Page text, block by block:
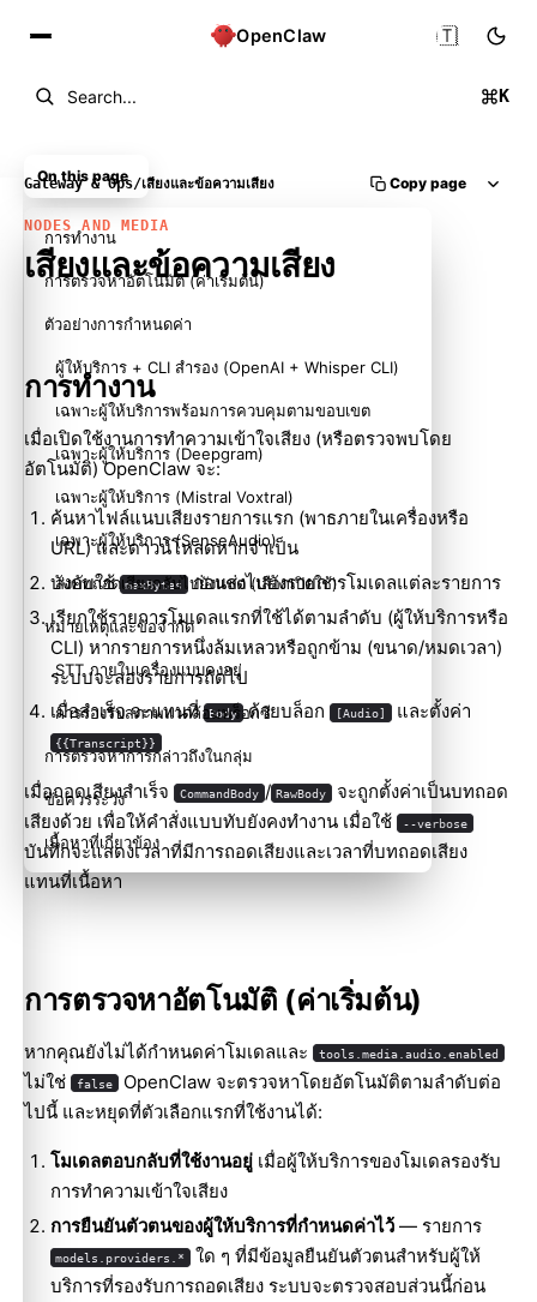
OpenClaw
Search... K
🇹🇭
Gateway & Ops/เสียงและข้อความเสียง Copy page
NODES AND MEDIA
เสียงและข้อความเสียง
การทำงาน
เมื่อเปิดใช้งานการทำความเข้าใจเสียง (หรือตรวจพบโดย
อัตโนมัติ) OpenClaw จะ:
ค้นหาไฟล์แนบเสียงรายการแรก (พาธภายในเครื่องหรือ
URL) และดาวน์โหลดหากจำเป็น
บังคับใช้ maxBytes ก่อนส่งไปยังรายการโมเดลแต่ละรายการ
เรียกใช้รายการโมเดลแรกที่ใช้ได้ตามลำดับ (ผู้ให้บริการหรือ
CLI) หากรายการหนึ่งล้มเหลวหรือถูกข้าม (ขนาด/หมดเวลา)
ระบบจะลองรายการถัดไป
เมื่อสำเร็จ จะแทนที่ Body ด้วยบล็อก [Audio] และตั้งค่า
{{Transcript}}
เมื่อถอดเสียงสำเร็จ CommandBody / RawBody
จะถูกตั้งค่าเป็นบทถอด
เสียงด้วย เพื่อให้คำสั่งแบบทับยังคงทำงาน เมื่อใช้
--verbose
บันทึกจะแสดงเวลาที่มีการถอดเสียงและเวลาที่บทถอดเสียง
แทนที่เนื้อหา
การตรวจหาอัตโนมัติ (ค่าเริ่มต้น)
หากคุณยังไม่ได้กำหนดค่าโมเดลและ tools.media.audio.enabled
ไม่ใช่ false OpenClaw จะตรวจหาโดยอัตโนมัติตามลำดับต่อ
ไปนี้ และหยุดที่ตัวเลือกแรกที่ใช้งานได้:
โมเดลตอบกลับที่ใช้งานอยู่เมื่อผู้ให้บริการของโมเดลรองรับ
การทำความเข้าใจเสียง
การยืนยันตัวตนของผู้ให้บริการที่กำหนดค่าไว้— รายการ
models.providers.*
ใด ๆ ที่มีข้อมูลยืนยันตัวตนสำหรับผู้ให้
บริการที่รองรับการถอดเสียง ระบบจะตรวจสอบส่วนนี้ก่อน
On this page
การทำงาน
การตรวจหาอัตโนมัติ (ค่าเริ่มต้น)
ตัวอย่างการกำหนดค่า
ผู้ให้บริการ + CLI สำรอง (OpenAI + Whisper CLI)
เฉพาะผู้ให้บริการพร้อมการควบคุมตามขอบเขต
เฉพาะผู้ให้บริการ (Deepgram)
เฉพาะผู้ให้บริการ (Mistral Voxtral)
เฉพาะผู้ให้บริการ (SenseAudio)
ส่งบทถอดเสียงกลับไปยังแชต (เลือกเปิดใช้)
หมายเหตุและข้อจำกัด
STT ภายในเครื่องแบบคงอยู่
การรองรับสภาพแวดล้อมพร็อกซี
การตรวจหาการกล่าวถึงในกลุ่ม
ข้อควรระวัง
เนื้อหาที่เกี่ยวข้อง